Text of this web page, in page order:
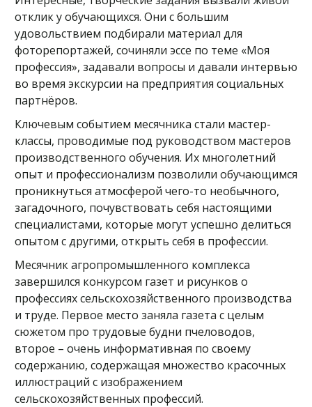
отклик у обучающихся. Они с большим
удовольствием подбирали материал для
фоторепортажей, сочиняли эссе по теме «Моя
профессия», задавали вопросы и давали интервью
во время экскурсии на предприятия социальных
партнёров.
Ключевым событием месячника стали мастер-
классы, проводимые под руководством мастеров
производственного обучения. Их многолетний
опыт и профессионализм позволили обучающимся
проникнуться атмосферой чего-то необычного,
загадочного, почувствовать себя настоящими
специалистами, которые могут успешно делиться
опытом с другими, открыть себя в профессии.
Месячник агропромышленного комплекса
завершился конкурсом газет и рисунков о
профессиях сельскохозяйственного производства
и труде. Первое место заняла газета с целым
сюжетом про трудовые будни пчеловодов,
второе – очень информативная по своему
содержанию, содержащая множество красочных
иллюстраций с изображением
сельскохозяйственных профессий.